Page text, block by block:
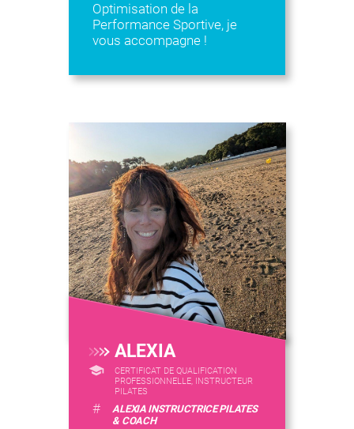
Optimisation de la
Performance Sportive, je
vous accompagne !
ALEXIA
CERTIFICAT DE QUALIFICATION
PROFESSIONNELLE, INSTRUCTEUR
PILATES
#
ALEXIA INSTRUCTRICE PILATES
& COACH